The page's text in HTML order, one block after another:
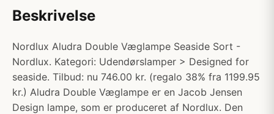
Beskrivelse
Nordlux Aludra Double Væglampe Seaside Sort -
Nordlux. Kategori: Udendørslamper > Designed for
seaside. Tilbud: nu 746.00 kr. (regalo 38% fra 1199.95
kr.) Aludra Double Væglampe er en Jacob Jensen
Design lampe, som er produceret af Nordlux. Den